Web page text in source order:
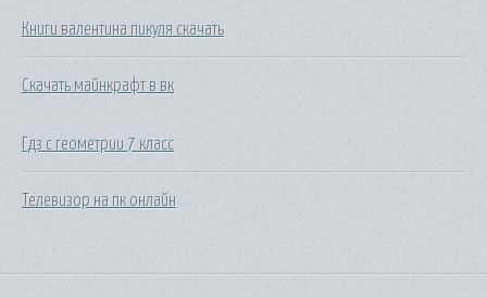
Книги валентина пикуля скачать
Скачать майнкрафт в вк
Гдз с геометрии 7 класс
Телевизор на пк онлайн